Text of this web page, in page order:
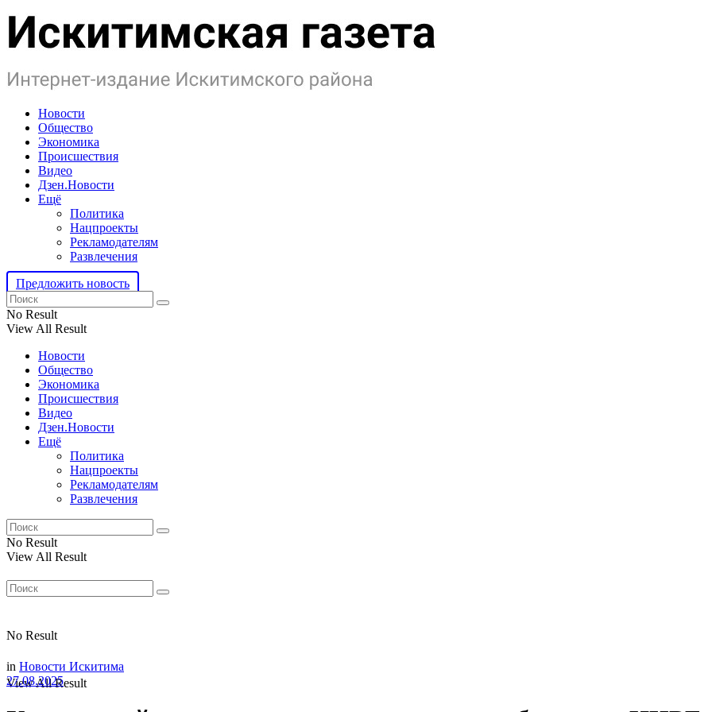
Новости
Общество
Экономика
Происшествия
Видео
Дзен.Новости
Ещё
Политика
Нацпроекты
Рекламодателям
Развлечения
Предложить новость
No Result
View All Result
Новости
Общество
Экономика
Происшествия
Видео
Дзен.Новости
Ещё
Политика
Нацпроекты
Рекламодателям
Развлечения
No Result
View All Result
No Result
View All Result
in Новости Искитима
27.08.2025